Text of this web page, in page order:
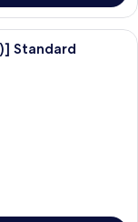
széf a szobában,
Standard